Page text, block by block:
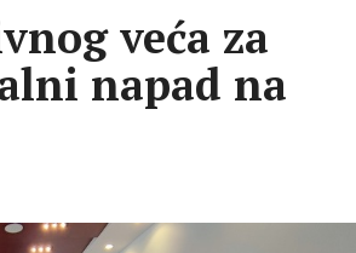
veća za
napad na